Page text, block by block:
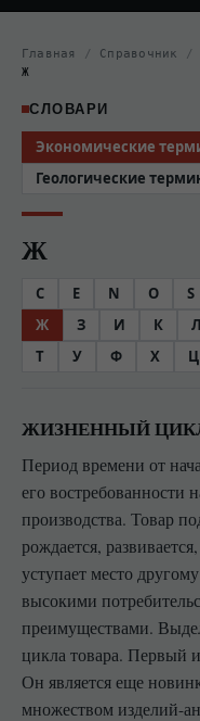
Главная / Справочник /
Ж
СЛОВАРИ
Экономические
Геологические
Ж
C E N O S
Ж
З И К Л
Т
У Ф Х Ц
ЖИЗНЕННЫЙ
Период времени от
его востребованности
производства. Товар
рождается,
уступает место
высокими
преимуществами.
цикла товара. Первый
Он является еще
множеством изделий-